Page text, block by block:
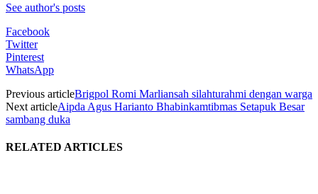
See author's posts
Facebook
Twitter
Pinterest
WhatsApp
Previous articleBrigpol Romi Marliansah silahturahmi dengan warga
Next articleAipda Agus Harianto Bhabinkamtibmas Setapuk Besar
sambang duka
RELATED ARTICLES